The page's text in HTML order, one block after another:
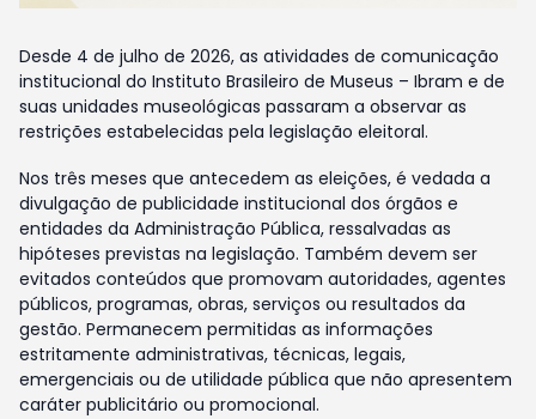
Desde 4 de julho de 2026, as atividades de comunicação
institucional do Instituto Brasileiro de Museus – Ibram e de
suas unidades museológicas passaram a observar as
restrições estabelecidas pela legislação eleitoral.
Nos três meses que antecedem as eleições, é vedada a
divulgação de publicidade institucional dos órgãos e
entidades da Administração Pública, ressalvadas as
hipóteses previstas na legislação. Também devem ser
evitados conteúdos que promovam autoridades, agentes
públicos, programas, obras, serviços ou resultados da
gestão. Permanecem permitidas as informações
estritamente administrativas, técnicas, legais,
emergenciais ou de utilidade pública que não apresentem
caráter publicitário ou promocional.